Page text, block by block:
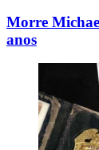
Morre
anos